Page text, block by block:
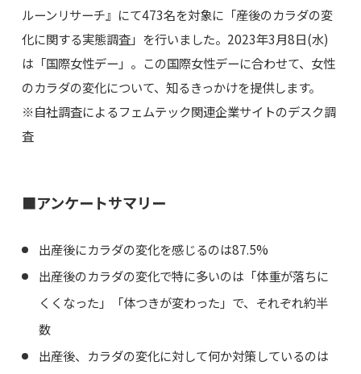
ルーンリサーチ』にて473名を対象に「産後のカラダの変
化に関する実態調査」を行いました。2023年3月8日(水)
は「国際女性デー」。この国際女性デーに合わせて、女性
のカラダの変化について、知るきっかけを提供します。
※自社調査によるフェムテック関連企業サイトのデスク調
査
■アンケートサマリー
出産後にカラダの変化を感じるのは87.5%
出産後のカラダの変化で特に多いのは「体重が落ちに
くくなった」「体つきが変わった」で、それぞれ約半
数
出産後、カラダの変化に対して何か対策しているのは